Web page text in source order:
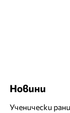
Новини
Ученически